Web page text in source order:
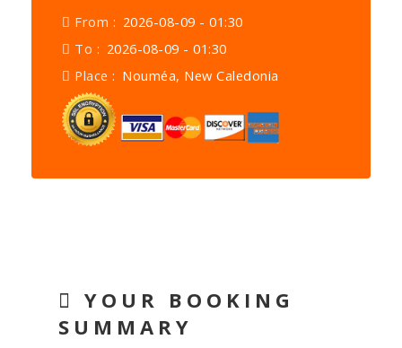
From : 2026-08-09 - 01:30
To : 2026-08-09 - 01:30
Place : Nouméa, New Caledonia
YOUR BOOKING
SUMMARY